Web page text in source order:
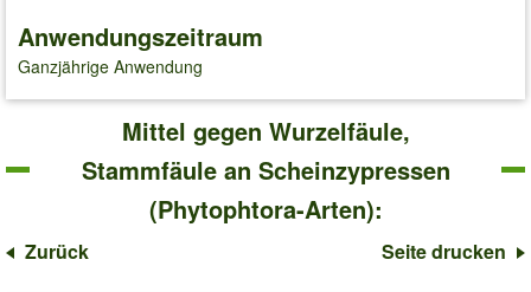
Anwendungszeitraum
Ganzjährige Anwendung
Mittel gegen Wurzelfäule,
Stammfäule an Scheinzypressen
(Phytophtora-Arten):
Zurück Seite drucken